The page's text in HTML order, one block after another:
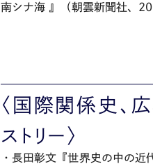
南シナ海 』（朝雲新聞社、
〈国際関係史、
ストリー〉
・長田彰文『世界史の中の